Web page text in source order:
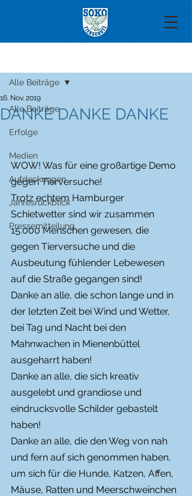
Alle Beiträge
Erfolge
Medien
Aufdeckungen
Jahresrückblick
Pressemitteilung
Alle Beiträge
DANKE DANKE DANKE
16. Nov. 2019
WOW! Was für eine großartige Demo
gegen Tierversuche!
Trotz echtem Hamburger
Schietwetter sind wir zusammen
15.000 Menschen gewesen, die
gegen Tierversuche und die
Ausbeutung fühlender Lebewesen
auf die Straße gegangen sind!
Danke an alle, die schon lange und in
der letzten Zeit bei Wind und Wetter,
bei Tag und Nacht bei den
Mahnwachen in Mienenbüttel
ausgeharrt haben!
Danke an alle, die sich kreativ
ausgelebt und grandiose und
eindrucksvolle Schilder gebastelt
haben!
Danke an alle, die den Weg von nah
und fern auf sich genommen haben,
um sich für die Hunde, Katzen, Affen,
Mäuse, Ratten und Meerschweinchen